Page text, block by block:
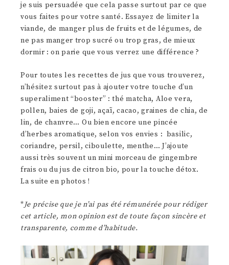
je suis persuadée que cela passe surtout par ce que
vous faites pour votre santé. Essayez de limiter la
viande, de manger plus de fruits et de légumes, de
ne pas manger trop sucré ou trop gras, de mieux
dormir : on parie que vous verrez une différence ?
Pour toutes les recettes de jus que vous trouverez,
n’hésitez surtout pas à ajouter votre touche d’un
superaliment “booster” : thé matcha, Aloe vera,
pollen, baies de goji, açaï, cacao, graines de chia, de
lin, de chanvre… Ou bien encore une pincée
d’herbes aromatique, selon vos envies : basilic,
coriandre, persil, ciboulette, menthe… J’ajoute
aussi très souvent un mini morceau de gingembre
frais ou du jus de citron bio, pour la touche détox.
La suite en photos !
*Je précise que je n’ai pas été rémunérée pour rédiger
cet article, mon opinion est de toute façon sincère et
transparente, comme d’habitude.